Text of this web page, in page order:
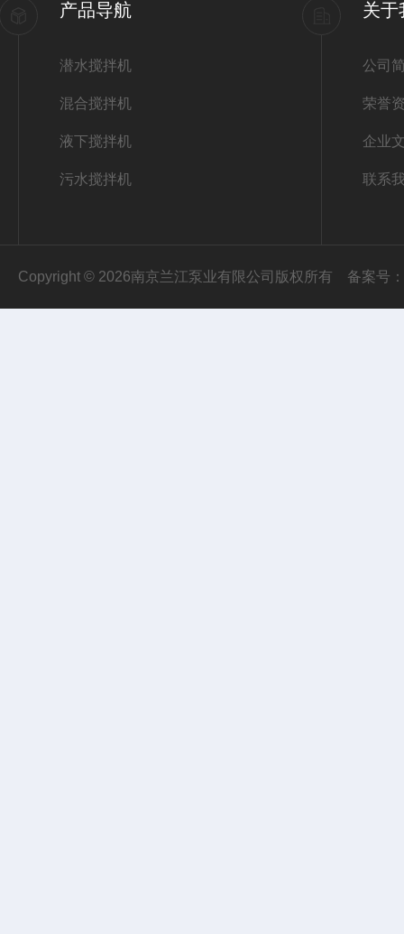
产品导航
潜水搅拌机
混合搅拌机
液下搅拌机
污水搅拌机
关于
公司
荣誉
企业
联系
Copyright © 2026南京兰江泵业有限公司版权所有 备案号